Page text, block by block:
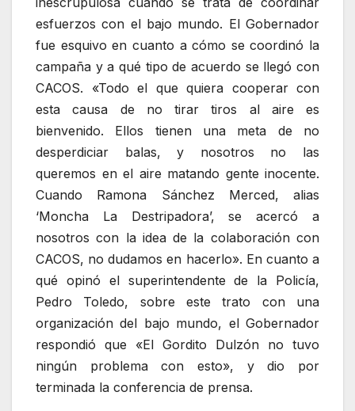
esfuerzos con el bajo mundo. El Gobernador
fue esquivo en cuanto a cómo se coordinó la
campaña y a qué tipo de acuerdo se llegó con
CACOS. «Todo el que quiera cooperar con
esta causa de no tirar tiros al aire es
bienvenido. Ellos tienen una meta de no
desperdiciar balas, y nosotros no las
queremos en el aire matando gente inocente.
Cuando Ramona Sánchez Merced, alias
‘Moncha La Destripadora’, se acercó a
nosotros con la idea de la colaboración con
CACOS, no dudamos en hacerlo». En cuanto a
qué opinó el superintendente de la Policía,
Pedro Toledo, sobre este trato con una
organización del bajo mundo, el Gobernador
respondió que «El Gordito Dulzón no tuvo
ningún problema con esto», y dio por
terminada la conferencia de prensa.